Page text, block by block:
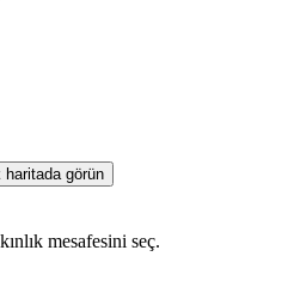
haritada görün
mesafesini seç.